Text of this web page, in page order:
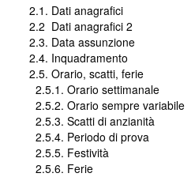
2.1. Dati anagrafici
2.2 Dati anagrafici 2
2.3. Data assunzione
2.4. Inquadramento
2.5. Orario, scatti, ferie
2.5.1. Orario settimanale
2.5.2. Orario sempre variabile
2.5.3. Scatti di anzianità
2.5.4. Periodo di prova
2.5.5. Festività
2.5.6. Ferie